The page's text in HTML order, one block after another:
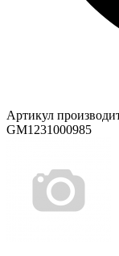
Артикул
GM1231000985